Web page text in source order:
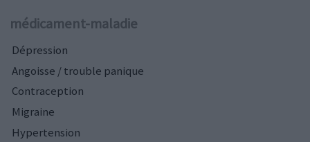
médicament-maladie
Dépression
Angoisse / trouble panique
Contraception
Migraine
Hypertension